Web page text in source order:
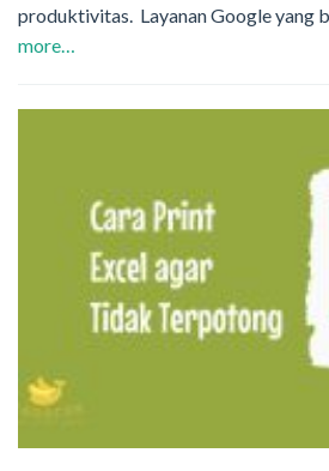
produktivitas. Layanan Google yang
more…